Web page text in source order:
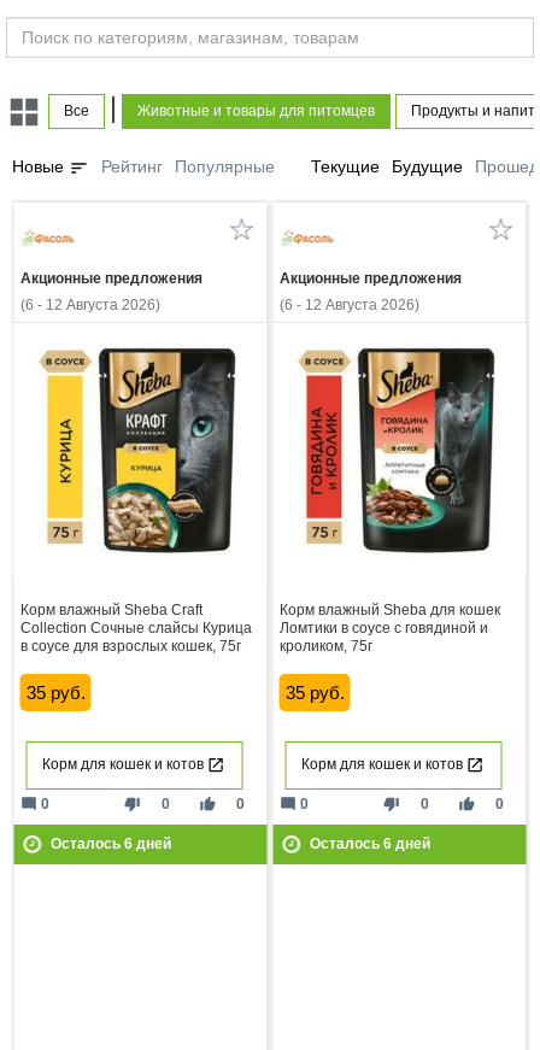
Все Животные и товары для питомцев Продукты и
Новые sort Рейтинг Популярные Текущие Будущие
Акционные предложения
(6 - 12 Августа 2026)
Корм влажный Sheba Craft
Collection Сочные слайсы Курица
в соусе для взрослых кошек, 75г
35 руб.
Корм для кошек и котов
thumb_down 0 thumb_up 0
mode_comment 0
Осталось 6дней
Акционные предложения
(6 - 12 Августа 2026)
Корм влажный Sheba для кошек
Ломтики в соусе с говядиной и
кроликом, 75г
35 руб.
Корм для кошек и котов
thumb_down 0 thumb_up 0
mode_comment 0
Осталось 6дней